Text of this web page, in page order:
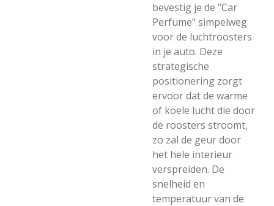
bevestig je de "Car
Perfume" simpelweg
voor de luchtroosters
in je auto. Deze
strategische
positionering zorgt
ervoor dat de warme
of koele lucht die door
de roosters stroomt,
zo zal de geur door
het hele interieur
verspreiden. De
snelheid en
temperatuur van de